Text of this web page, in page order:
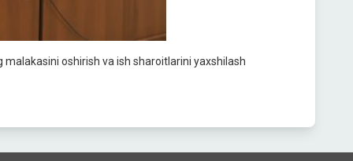
oshirish va ish sharoitlarini yaxshilash